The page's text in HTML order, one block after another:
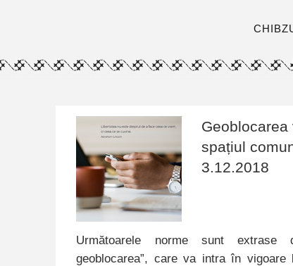
spațiul
3.12.2018
Următoarele norme sunt extrase
geoblocarea”, care va intra în